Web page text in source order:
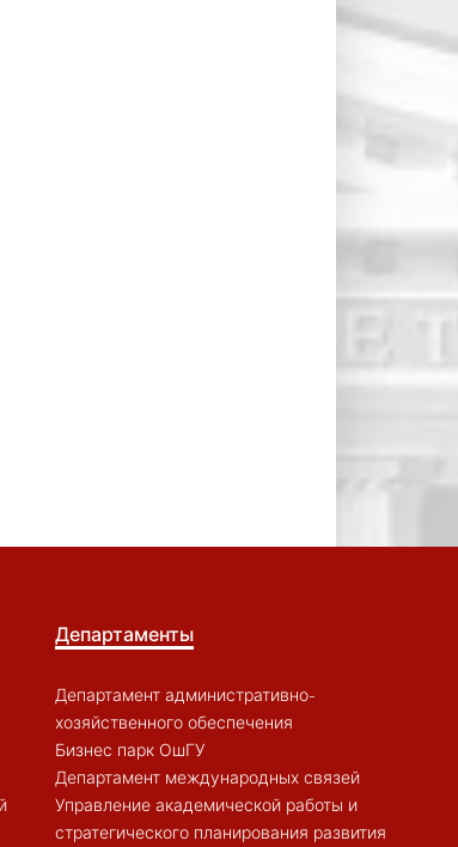
Департаменты
Департамент административно-
хозяйственного обеспечения
Бизнес парк ОшГУ
Департамент международных связей
Управление академической работы и
стратегического планирования развития